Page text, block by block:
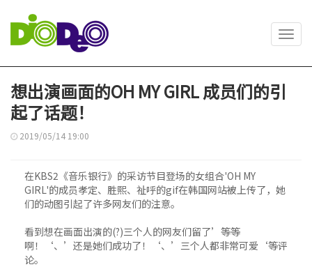
想出演画面的OH MY GIRL 成员们的引
起了话题！
2019/05/14 19:00
在KBS2《音乐银行》的采访节目登场的女组合'OH MY
GIRL'的成员孝定、胜熙、祉呼的gif在韩国网站被上传了，她
们的动图引起了许多网友们的注意。
看到想在画面出演的(?)三个人的网友们留了’等等
啊！‘、’还是她们成功了！‘、’三个人都非常可爱‘等评
论。